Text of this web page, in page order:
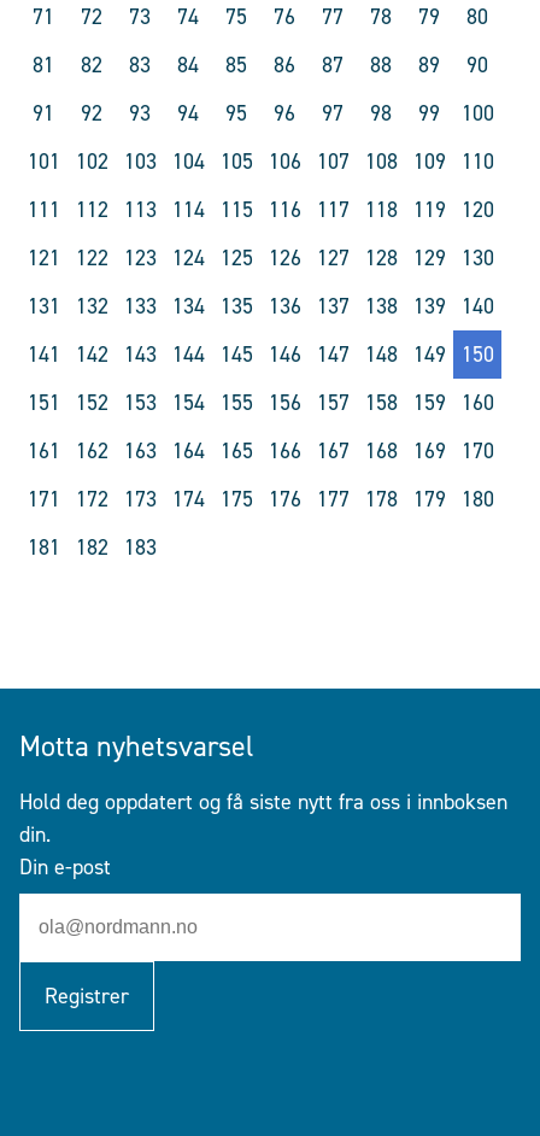
71
72 73 74 75 76 77 78 79
80
81
82 83 84 85 86 87 88 89
90
91
92 93 94 95 96 97 98 99
100
101
102 103 104 105 106 107 108 109
110
111
112 113 114 115 116 117 118 119
120
121
122 123 124 125 126 127 128 129
130
131
132 133 134 135 136 137 138 139
140
141
142 143 144 145 146 147 148 149
150
151
152 153 154 155 156 157 158 159
160
161
162 163 164 165 166 167 168 169
170
171
172 173 174 175 176 177 178 179
180
181
182 183
Motta nyhetsvarsel
Hold deg oppdatert og få siste nytt fra oss i innboksen
din.
Din e-post
Registrer